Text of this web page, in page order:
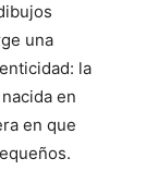
una
la
en
en que